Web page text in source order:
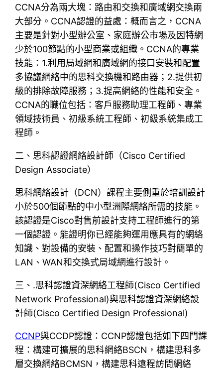
CCNA分為兩大塊：路由和交換和廣域網交換兩
大部分。CCNA認證的益處：概而言之，CCNA
主要是針對小型辦公室、家庭辦公市場及因特網
少於100節點的小型商業或組織。CCNA的專業
技能：1.利用局域網和廣域網的接口安裝和配置
多協議網絡中的思科交換機和路由器；2.提供初
級的排除故障服務；3.提高網絡的性能和安全。
CCNA的職位包括：客戶服務助理工程師、專業
領域技術員、初級系統工程師、初級系統集成工
程師。
二、思科認證網絡設計師（Cisco Certified
Design Associate）
思科網絡設計（DCN）課程主要側重於培訓設計
小於500個節點的中小型洲際網絡所需的技能。
該認證是Cisco對售前設計支持工程師進行的第
一個認證。能證明你已經能夠運用應具有的網絡
知識、對設備的安裝、配置和操作技巧對簡單的
LAN、WAN和交換式局域網進行設計。
三、.思科認證資深網絡工程師(Cisco Certified
Network Professional)與思科認證資深網絡設
計師(Cisco Certified Design Professional)
CCNP與CCDP認證：CCNP認證包括如下四門課
程：構建可擴展的思科網絡BSCN，構建思科多
層交換網絡BCMSN，構建思科遠程訪問網絡